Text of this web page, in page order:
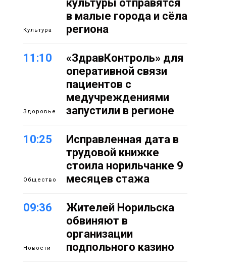
Культура
культуры отправятся
в малые города и сёла
региона
11:10
Здоровье
«ЗдравКонтроль» для
оперативной связи
пациентов с
медучреждениями
запустили в регионе
10:25
Общество
Исправленная дата в
трудовой книжке
стоила норильчанке 9
месяцев стажа
09:36
Новости
Жителей Норильска
обвиняют в
организации
подпольного казино